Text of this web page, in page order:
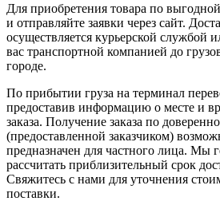
Для приобретения товара по
и отправляйте заявки через сайт.
осуществляется курьерской службой
вас транспортной компанией до
городе.
По прибытии груза на терминал
предоставив информацию о месте и
заказа. Получение заказа по
(предоставленной заказчиком)
предназначен для частного лица. Мы
рассчитать приблизительный срок
Свяжитесь с нами для уточнения
поставки.